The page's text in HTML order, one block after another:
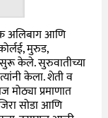
अलिबाग आणि
मुरुड,
केले. सुरुवातीच्या
केला. शेती व
प्रमाणात
सोडा आणि